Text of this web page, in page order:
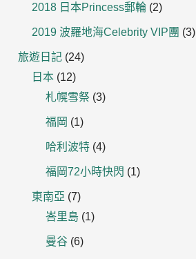
2018 日本Princess郵輪 (2)
2019 波羅地海Celebrity VIP團 (3)
旅遊日記 (24)
日本 (12)
札幌雪祭 (3)
福岡 (1)
哈利波特 (4)
福岡72小時快閃 (1)
東南亞 (7)
峇里島 (1)
曼谷 (6)